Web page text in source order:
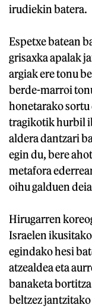
irudiekin batera.
Espetxe batean
grisaxka apalak
argiak ere tonu
berde-marroi
honetarako
tragikotik hurbil
aldera dantzari
egin du, bere
metafora
oihu galduen
Hirugarren
Israelen
egindako hesi
atzealdea eta
banaketa
beltzez